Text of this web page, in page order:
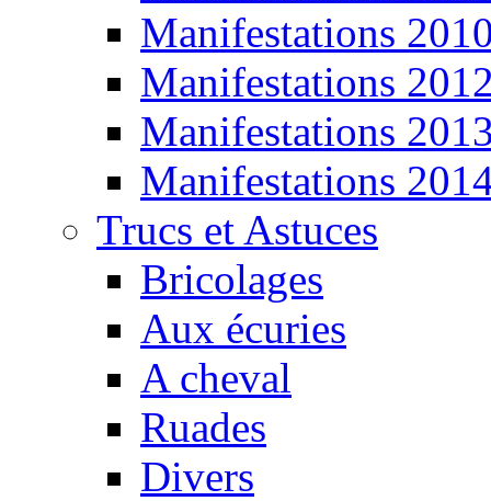
Manifestations
Manifestations
Manifestations
Manifestations
Trucs et Astuces
Bricolages
Aux écuries
A cheval
Ruades
Divers